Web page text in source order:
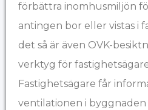
förbättra inomhusmiljön
antingen bor eller vistas i
det så är även OVK-
verktyg för
Fastighetsägare får
ventilationen i